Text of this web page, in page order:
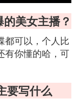
美女主播？
都可以，个人比
有你懂的哈，可
要写什么